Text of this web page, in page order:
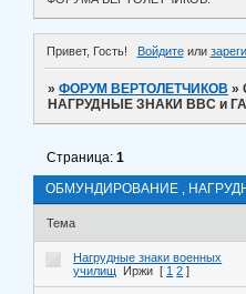
Привет, Гость! Войдитеили
»ФОРУМ ВЕРТОЛЕТЧИКОВ »
НАГРУДНЫЕ ЗНАКИ ВВС и ГА
ОБМУНДИРОВАНИЕ ,
Страница:1
Тема
Нагрудные знаки военных
училищ
Иржи [ 1 2 ]